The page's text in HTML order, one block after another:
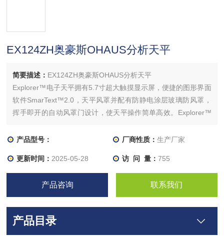
EX124ZH奥豪斯OHAUS分析天平
简要描述： EX124ZH奥豪斯OHAUS分析天平
Explorer™电子天平拥有5.7寸超大触摸显示屏，便捷的图形界面
软件SmarText™2.0，天平风罩并配有防静电涂层玻璃防风罩，
挥手即开的自动风罩门设计，使天平操作简单高效。Explorer™
能化的设计，Explorer™实现了称量的精确性，帮助您提高实验
产品型号： 厂商性质： 生产厂家
更新时间： 2025-05-28 访 问 量： 755
产品咨询 联系我们
产品目录